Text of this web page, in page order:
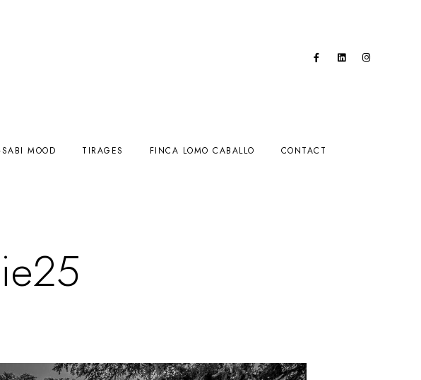
MOOD TIRAGES FINCA LOMO CABALLO CONTACT